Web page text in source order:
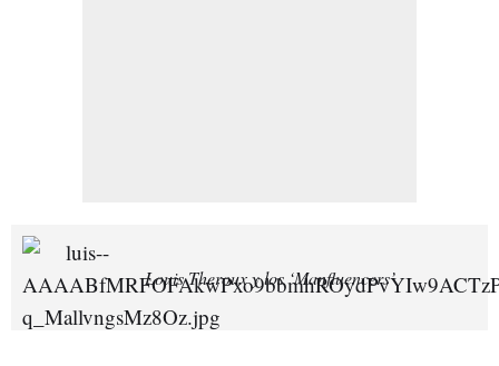
Louis Theroux y los ‘Manfluencers’